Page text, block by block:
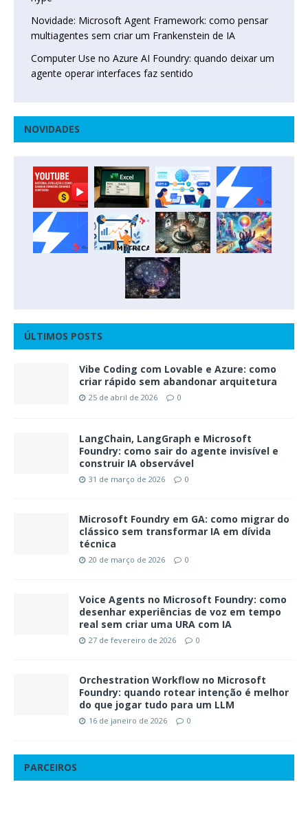
Novidade: Microsoft Agent Framework: como pensar
multiagentes sem criar um Frankenstein de IA
Computer Use no Azure AI Foundry: quando deixar um
agente operar interfaces faz sentido
NOVIDADES
ÚLTIMOS POSTS
Vibe Coding com Lovable e Azure: como
criar rápido sem abandonar arquitetura
25 de abril de 2026 0
LangChain, LangGraph e Microsoft
Foundry: como sair do agente invisível e
construir IA observável
31 de março de 2026 0
Microsoft Foundry em GA: como migrar do
clássico sem transformar IA em dívida
técnica
20 de março de 2026 0
Voice Agents no Microsoft Foundry: como
desenhar experiências de voz em tempo
real sem criar uma URA com IA
27 de fevereiro de 2026 0
Orchestration Workflow no Microsoft
Foundry: quando rotear intenção é melhor
do que jogar tudo para um LLM
16 de janeiro de 2026 0
PARCEIROS